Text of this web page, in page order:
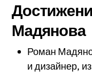
Мадянова
Роман
и дизайнер,